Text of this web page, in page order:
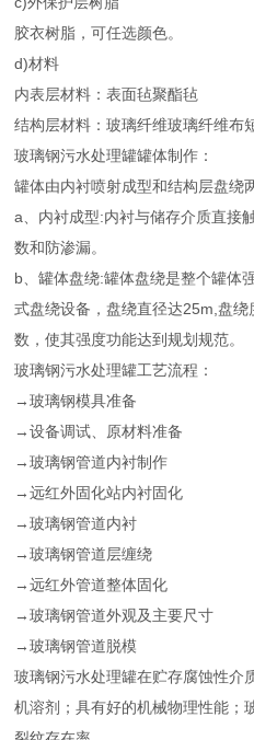
胶衣树脂，可任选颜色。
d)材料
内表层材料：表面毡聚酯毡
结构层材料：玻璃纤维玻璃纤维布
玻璃钢污水处理罐罐体制作：
罐体由内衬喷射成型和结构层盘绕
a、内衬成型:内衬与储存介质直接
数和防渗漏。
b、罐体盘绕:罐体盘绕是整个罐体
式盘绕设备，盘绕直径达25m,盘
数，使其强度功能达到规划规范。
玻璃钢污水处理罐工艺流程：
→玻璃钢模具准备
→设备调试、原材料准备
→玻璃钢管道内衬制作
→远红外固化站内衬固化
→玻璃钢管道内衬
→玻璃钢管道层缠绕
→远红外管道整体固化
→玻璃钢管道外观及主要尺寸
→玻璃钢管道脱模
玻璃钢污水处理罐在贮存腐蚀性介
机溶剂；具有好的机械物理性能；